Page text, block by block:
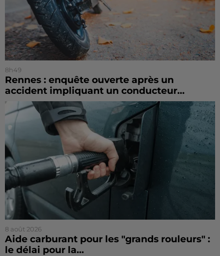
8h49
Rennes : enquête ouverte après un
accident impliquant un conducteur...
8 août 2026
Aide carburant pour les "grands rouleurs" :
le délai pour la...